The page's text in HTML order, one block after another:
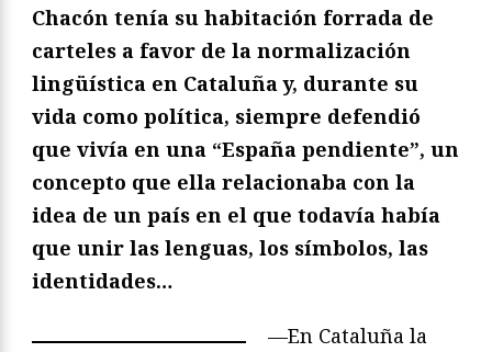
Chacón tenía su habitación forrada de
carteles a favor de la normalización
lingüística en Cataluña y, durante su
vida como política, siempre defendió
que vivía en una “España pendiente”, un
concepto que ella relacionaba con la
idea de un país en el que todavía había
que unir las lenguas, los símbolos, las
identidades…
—En Cataluña la